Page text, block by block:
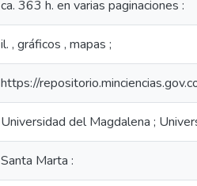
ca. 363 h. en varias paginaciones :
il. , gráficos , mapas ;
https://
Universidad del Magdalena ;
Santa Marta :